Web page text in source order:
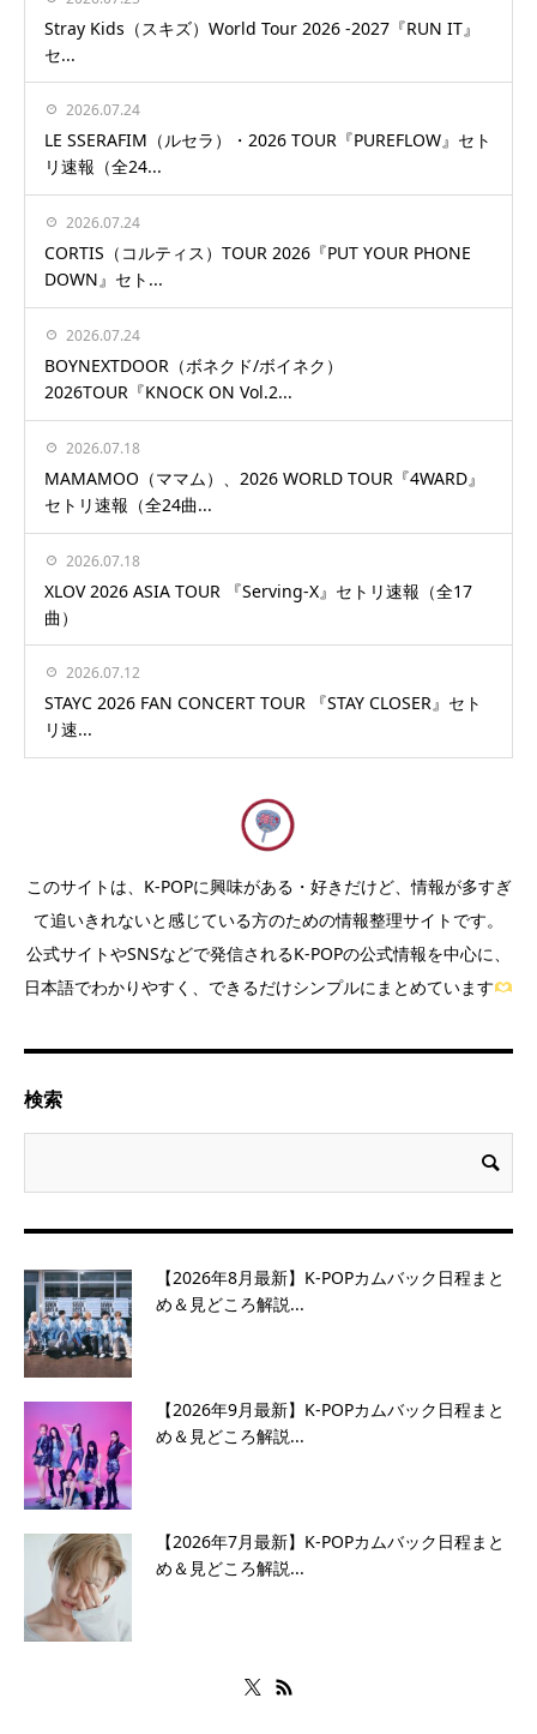
Stray Kids（スキズ）World Tour 2026 -2027『RUN IT』
セ...
2026.07.24
LE SSERAFIM（ルセラ）・2026 TOUR『PUREFLOW』セト
リ速報（全24...
2026.07.24
CORTIS（コルティス）TOUR 2026『PUT YOUR PHONE
DOWN』セト...
2026.07.24
BOYNEXTDOOR（ボネクド/ボイネク）
2026TOUR『KNOCK ON Vol.2...
2026.07.18
MAMAMOO（ママム）、2026 WORLD TOUR『4WARD』
セトリ速報（全24曲...
2026.07.18
XLOV 2026 ASIA TOUR 『Serving-X』セトリ速報（全17
曲）
2026.07.12
STAYC 2026 FAN CONCERT TOUR 『STAY CLOSER』セト
リ速...
このサイトは、K-POPに興味がある・好きだけど、情報が多すぎ
て追いきれないと感じている方のための情報整理サイトです。
公式サイトやSNSなどで発信されるK-POPの公式情報を中心に、
日本語でわかりやすく、できるだけシンプルにまとめています
検索
【2026年8月最新】K-POPカムバック日程まと
め＆見どころ解説...
【2026年9月最新】K-POPカムバック日程まと
め＆見どころ解説...
【2026年7月最新】K-POPカムバック日程まと
め＆見どころ解説...